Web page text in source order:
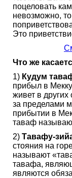
поцеловать
невозможно,
Это
Что же
1) Кудум
прибыл в
живет в других
за пределами
прибытии в
таваф
2) Тавафу-
стояния на
называют
тавафа,
являются